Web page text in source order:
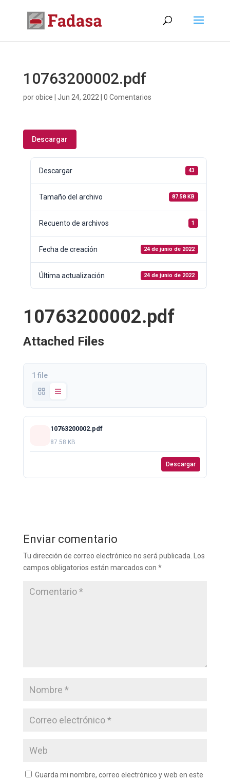
10763200002.pdf
porobice Jun 24, 2022 0 Comentarios
Descargar
Descargar 43
Tamaño del archivo 87.58 KB
Recuento de archivos 1
Fecha de creación 24 de junio de 2022
Última actualización 24 de junio de 2022
10763200002.pdf
Attached Files
1 file
10763200002.pdf
87.58 KB
Descargar
Enviar comentario
Tu dirección de correo electrónico no será publicada.
Los
campos obligatorios están marcados con *
Guarda mi nombre, correo electrónico y web en este